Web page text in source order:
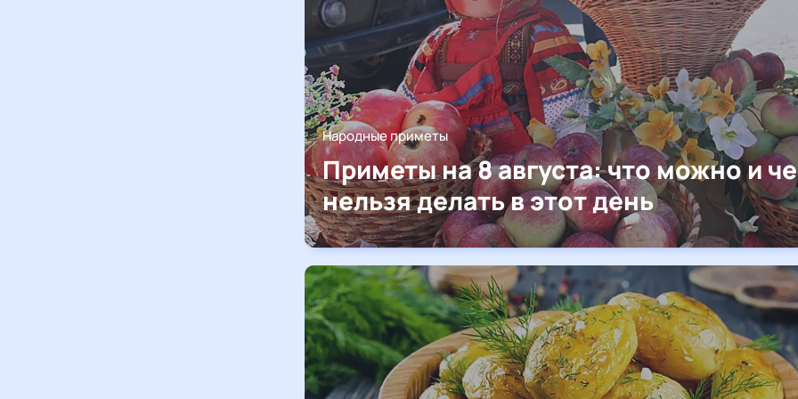
Народные приметы
Приметы на 8 августа: что можно и
нельзя делать в этот день